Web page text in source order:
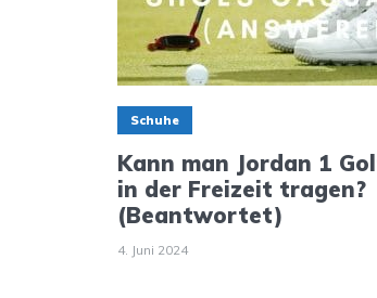
Schuhe
Kann man Jordan 1
in der Freizeit tragen?
(Beantwortet)
4. Juni 2024